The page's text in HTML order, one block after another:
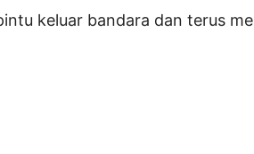
keluar bandara dan terus